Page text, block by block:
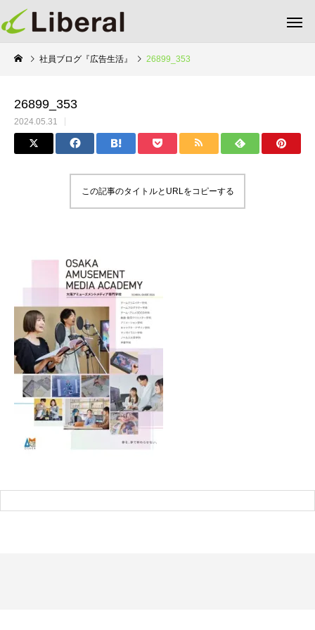
社員ブログ『広告生活』 26899_353
26899_353
2024.05.31
この記事のタイトルとURLをコピーする